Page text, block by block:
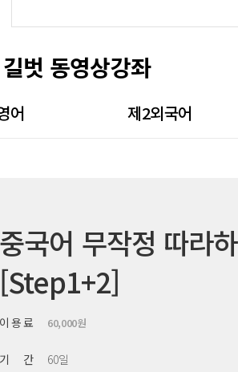
길벗 동영상강좌
어
료강좌
제2외국어
무료강좌
중국어 무작정 따라
[Step1+2]
이 용 료 60,000원
기 간 60일